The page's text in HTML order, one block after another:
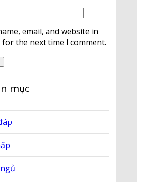
email, and website in
the next time I comment.
mục